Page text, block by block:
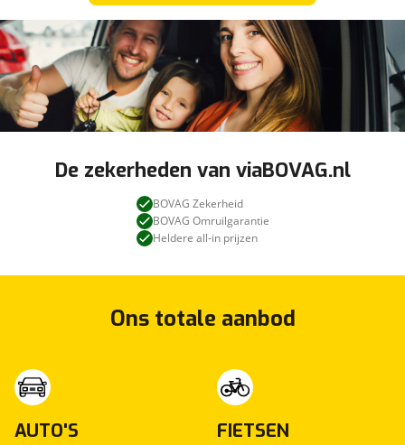
De zekerheden van viaBOVAG.nl
BOVAG Zekerheid
BOVAG Omruilgarantie
Heldere all-in prijzen
Ons totale aanbod
AUTO'S FIETSEN